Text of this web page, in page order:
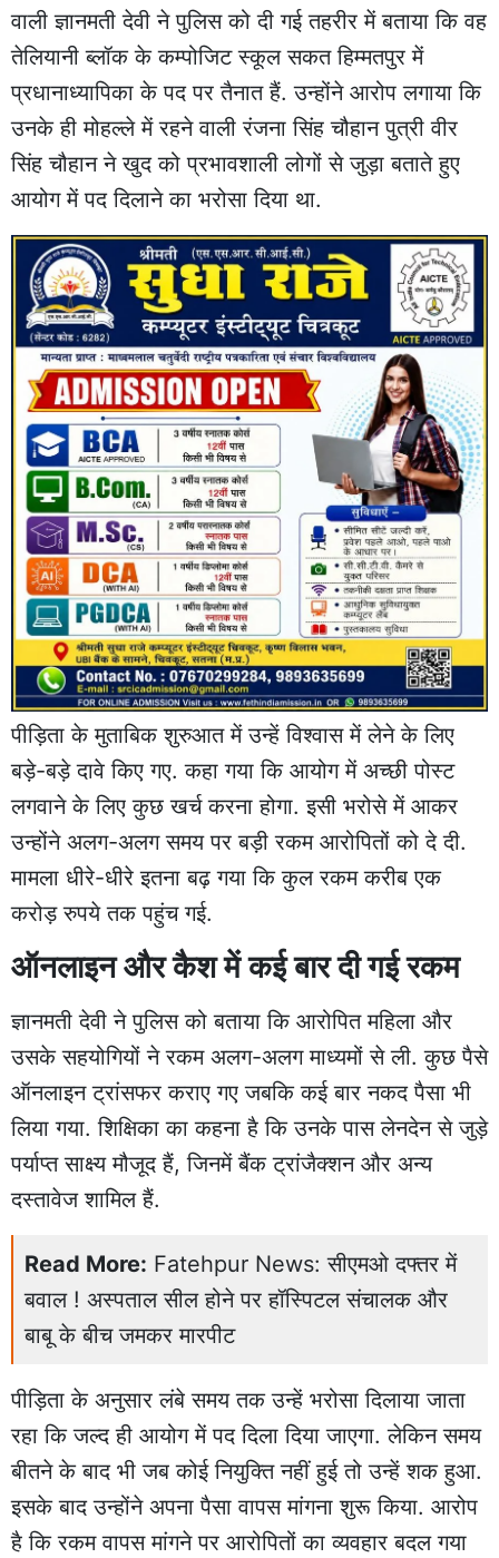
वाली ज्ञानमती देवी ने पुलिस को दी गई तहरीर में बताया कि वह
तेलियानी ब्लॉक के कम्पोजिट स्कूल सकत हिम्मतपुर में
प्रधानाध्यापिका के पद पर तैनात हैं. उन्होंने आरोप लगाया कि
उनके ही मोहल्ले में रहने वाली रंजना सिंह चौहान पुत्री वीर
सिंह चौहान ने खुद को प्रभावशाली लोगों से जुड़ा बताते हुए
आयोग में पद दिलाने का भरोसा दिया था.
पीड़िता के मुताबिक शुरुआत में उन्हें विश्वास में लेने के लिए
बड़े-बड़े दावे किए गए. कहा गया कि आयोग में अच्छी पोस्ट
लगवाने के लिए कुछ खर्च करना होगा. इसी भरोसे में आकर
उन्होंने अलग-अलग समय पर बड़ी रकम आरोपितों को दे दी.
मामला धीरे-धीरे इतना बढ़ गया कि कुल रकम करीब एक
करोड़ रुपये तक पहुंच गई.
ऑनलाइन और कैश में कई बार दी गई रकम
ज्ञानमती देवी ने पुलिस को बताया कि आरोपित महिला और
उसके सहयोगियों ने रकम अलग-अलग माध्यमों से ली. कुछ पैसे
ऑनलाइन ट्रांसफर कराए गए जबकि कई बार नकद पैसा भी
लिया गया. शिक्षिका का कहना है कि उनके पास लेनदेन से जुड़े
पर्याप्त साक्ष्य मौजूद हैं, जिनमें बैंक ट्रांजैक्शन और अन्य
दस्तावेज शामिल हैं.
Read More: Fatehpur News: सीएमओ दफ्तर में
बवाल ! अस्पताल सील होने पर हॉस्पिटल संचालक और
बाबू के बीच जमकर मारपीट
पीड़िता के अनुसार लंबे समय तक उन्हें भरोसा दिलाया जाता
रहा कि जल्द ही आयोग में पद दिला दिया जाएगा. लेकिन समय
बीतने के बाद भी जब कोई नियुक्ति नहीं हुई तो उन्हें शक हुआ.
इसके बाद उन्होंने अपना पैसा वापस मांगना शुरू किया. आरोप
है कि रकम वापस मांगने पर आरोपितों का व्यवहार बदल गया